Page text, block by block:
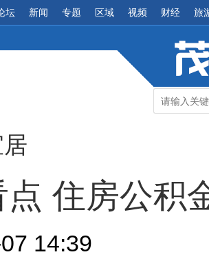
坛 新闻 专题 区域 视频 财经 旅
点 住房公积
14:39